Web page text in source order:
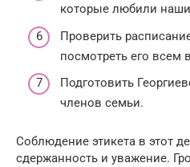
которые любили
Проверить
посмотреть его всем
Подготовить
членов семьи.
Соблюдение этикета в этот
сдержанность и уважение.